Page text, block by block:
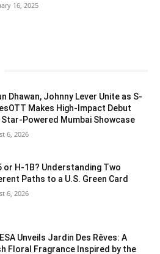
16, 2025
Dhawan, Johnny Lever Unite as S-
Makes High-Impact Debut
Powered Mumbai Showcase
6, 2026
or H-1B? Understanding Two
Paths to a U.S. Green Card
6, 2026
Unveils Jardin Des Rêves: A
Floral Fragrance Inspired by the